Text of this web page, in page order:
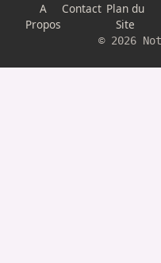
A
Propos
Contact Plan du
Site
© 2026